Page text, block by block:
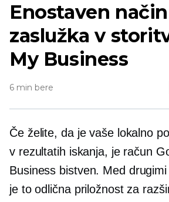
Enostaven
zaslužka v
My Business
6 min bere
Če želite, da je vaše lokalno
v rezultatih iskanja, je račun
Business bistven. Med
je to odlična priložnost za